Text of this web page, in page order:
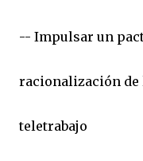
-- Impulsar un
racionalización
teletrabajo